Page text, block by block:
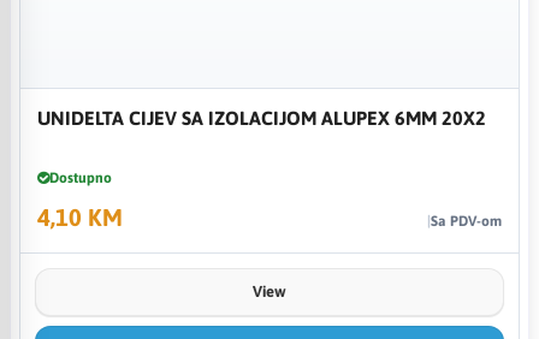
UNIDELTA CIJEV SA IZOLACIJOM ALUPEX 6MM 20X2
Dostupno
4,10 KM Sa PDV-om
View